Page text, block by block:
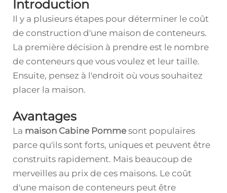
Introduction
Il y a plusieurs étapes pour déterminer le coût
de construction d'une maison de conteneurs.
La première décision à prendre est le nombre
de conteneurs que vous voulez et leur taille.
Ensuite, pensez à l'endroit où vous souhaitez
placer la maison.
Avantages
La maison Cabine Pomme sont populaires
parce qu'ils sont forts, uniques et peuvent être
construits rapidement. Mais beaucoup de
merveilles au prix de ces maisons. Le coût
d'une maison de conteneurs peut être